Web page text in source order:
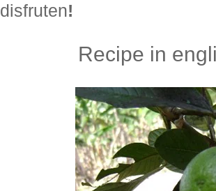
disfruten!
Recipe in